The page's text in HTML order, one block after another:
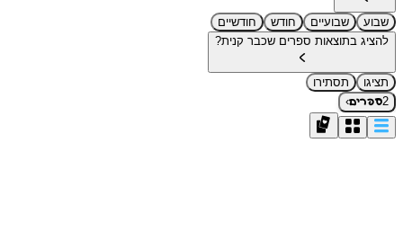
שבוע שבועיים חודש
חודשיים
להציג בתוצאות ספרים שכבר קנית?
תציגו
תסתירו
2ספרים›